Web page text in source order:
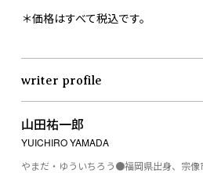
＊価格はすべて税込です。
writer profile
山田祐一郎
YUICHIRO YAMADA
やまだ・ゆういちろう●福岡県出身、宗